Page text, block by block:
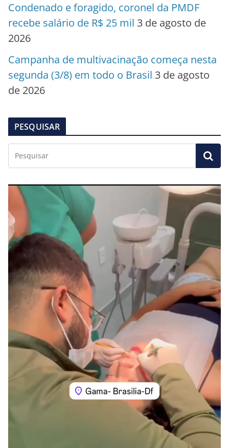
Condenado e foragido, coronel da PMDF
recebe salário de R$ 25 mil 3 de agosto de
2026
Campanha de multivacinação começa nesta
segunda (3/8) em todo o Brasil 3 de agosto
de 2026
PESQUISAR